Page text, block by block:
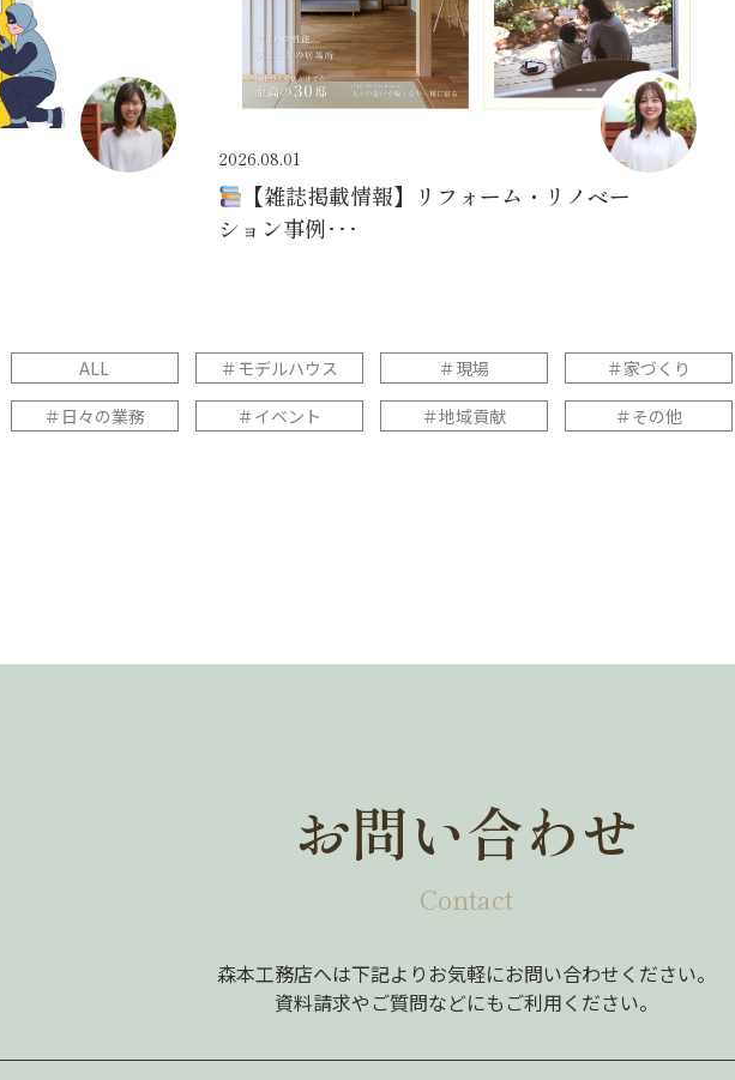
2026.08.01
【雑誌掲載情報】リフォーム・リノベー
ション事例･･･
ALL ＃モデルハウス ＃現場 ＃家づくり
＃日々の業務
＃イベント ＃地域貢献 ＃その他
お問い合わせ
Contact
森本工務店へは下記よりお気軽にお問い合わせください。
資料請求やご質問などにもご利用ください。